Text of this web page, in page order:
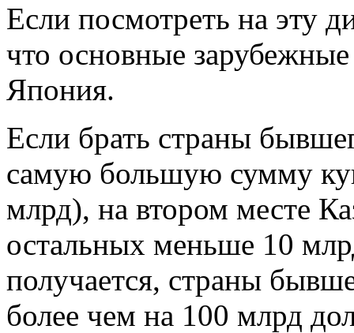
Если посмотреть на эту
что основные
Япония.
Если брать страны
самую большую сумму
млрд), на втором месте
остальных меньше 10
получается, страны
более чем на 100 млрд